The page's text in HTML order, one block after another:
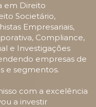
em Direito
Societário,
Empresariais,
Compliance,
e Investigações
empresas de
e segmentos.
com a excelência
a investir